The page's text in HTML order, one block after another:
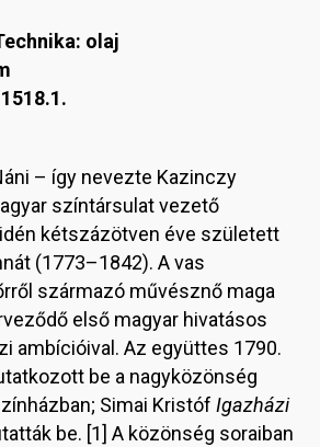
olaj
– így nevezte Kazinczy
színtársulat vezető
kétszázötven éve született
(1773–1842). A vas
származó művésznő maga
első magyar hivatásos
ambícióival. Az együttes 1790.
be a nagyközönség
Simai Kristóf Igazházi
be. [1] A közönség soraiban